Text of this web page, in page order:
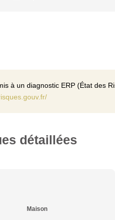
à un diagnostic ERP (État des
détaillées
Maison